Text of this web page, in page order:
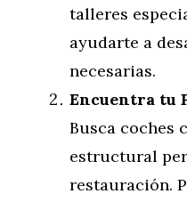
talleres
ayudarte a
necesarias.
Encuentra tu
Busca coches
estructural
restauración.